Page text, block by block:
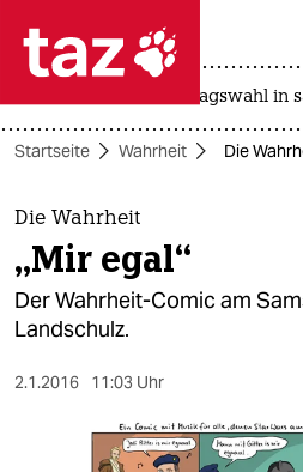
 taz zahl ich
taz zahl ich
themen
politik
öko
gesellschaft
landtagswahl in
Startseite Wahrheit Die
Die Wahrheit
„Mir egal“
Der Wahrheit-Comic am
Landschulz.
2.1.2016 11:03 Uhr